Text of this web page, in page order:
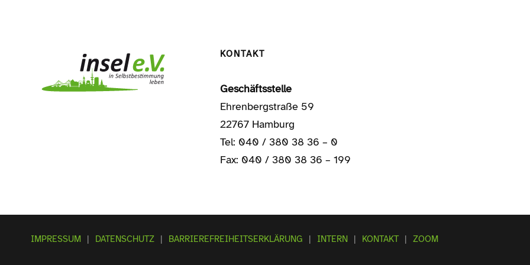
KONTAKT
Geschäftsstelle
Ehrenbergstraße 59
22767 Hamburg
Tel: 040 / 380 38 36 – 0
Fax: 040 / 380 38 36 – 199
IMPRESSUM | DATENSCHUTZ | BARRIEREFREIHEITSERKLÄRUNG | INTERN | KONTAKT | ZOOM